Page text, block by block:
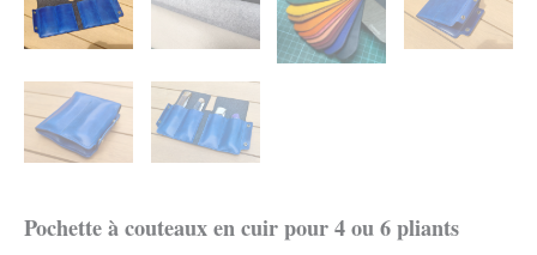
Pochette à couteaux en cuir pour 4 ou 6 pliants